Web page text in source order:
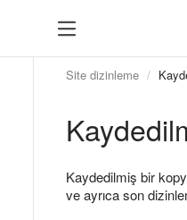
Site dizinleme
Kaydedilmiş bir
ve ayrıca son